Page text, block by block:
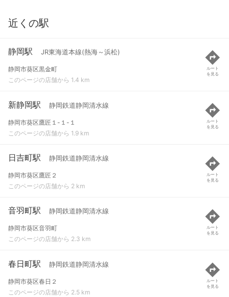
近くの駅
静岡駅 JR東海道本線(熱海～浜松)
静岡市葵区黒金町
このページの店舗から 1.4 km
ルート
を見る
新静岡駅 静岡鉄道静岡清水線
静岡市葵区鷹匠１-１-１
このページの店舗から 1.9 km
ルート
を見る
日吉町駅 静岡鉄道静岡清水線
静岡市葵区鷹匠２
このページの店舗から 2 km
ルート
を見る
音羽町駅 静岡鉄道静岡清水線
静岡市葵区音羽町
このページの店舗から 2.3 km
ルート
を見る
春日町駅 静岡鉄道静岡清水線
静岡市葵区春日２
このページの店舗から 2.5 km
ルート
を見る